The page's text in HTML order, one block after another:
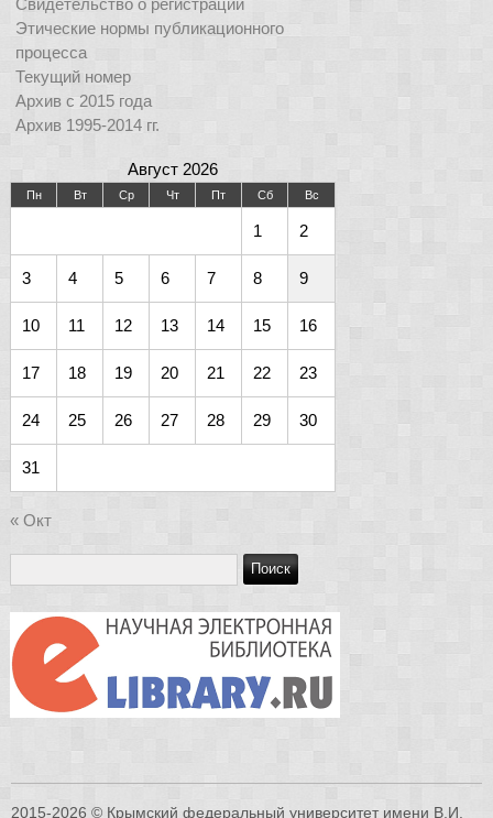
Этические нормы публикационного
процесса
Текущий номер
Архив с 2015 года
Архив 1995-2014 гг.
Август 2026
Пн Вт Ср Чт Пт Сб Вс
1 2
3 4 5 6 7 8 9
10 11 12 13 14 15 16
17 18 19 20 21 22 23
24 25 26 27 28 29 30
31
« Окт
2015-2026 © Крымский федеральный университет имени В.И.